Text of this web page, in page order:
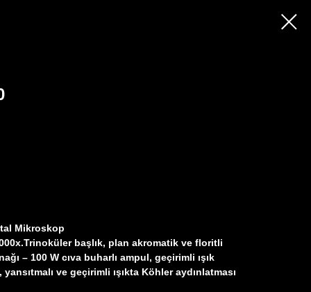
Mikroskop
başlık, plan akromatik ve floritli
– 100 W cıva buharlı ampul, geçirimli ışık
ve geçirimli ışıkta Köhler aydınlatması